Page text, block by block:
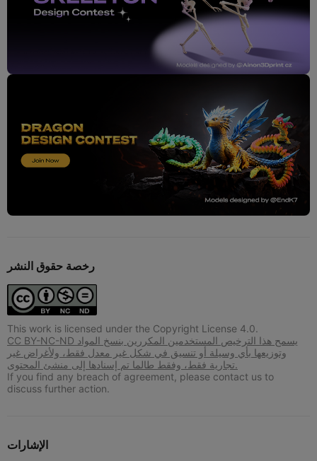
رخصة حقوق النشر
This work is licensed under the Copyright License 4.0.
CC BY-NC-ND يسمح هذا الترخيص المستخدمين المكررين بنسخ المواد
وتوزيعها بأي وسيلة أو تنسيق في شكل غير معدل فقط، ولأغراض غير
تجارية فقط، وفقط طالما تم إسنادها إلى منشئ المحتوى.
If you find any breach of agreement, please contact us to
discuss further action.
الإشارات